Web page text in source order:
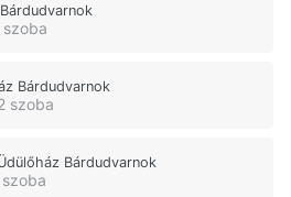
Bárdudvarnok
szoba
Bárdudvarnok